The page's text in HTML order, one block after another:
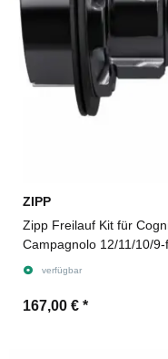
ZIPP
Zipp Freilauf Kit für
Campagnolo 12/11/10/9-
verfügbar
167,00 € *